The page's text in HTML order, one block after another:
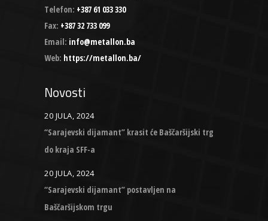
Telefon: +387 61 033 330
Fax: +387 32 733 099
Email: info@metallon.ba
Web: https://metallon.ba/
Novosti
20 JULA, 2024
“Sarajevski dijamant” krasit će Baščaršijski trg
do kraja SFF-a
20 JULA, 2024
“Sarajevski dijamant” postavljen na
Baščaršijskom trgu